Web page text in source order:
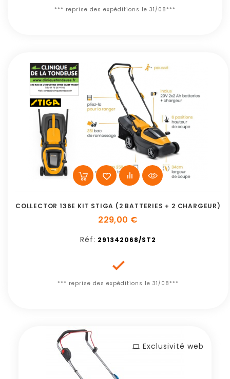
*** reprise des expéditions le 31/08***
COLLECTOR 136E KIT STIGA (2 BATTERIES + 2 CHARGEUR)
229,00 €
Réf: 291342068/ST2

*** reprise des expéditions le 31/08***
Exclusivité web